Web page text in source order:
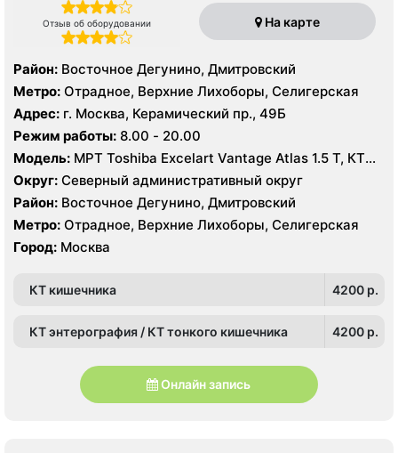
Отзыв об оборудовании На карте
Район: Восточное Дегунино, Дмитровский
Метро: Отрадное, Верхние Лихоборы, Селигерская
Адрес: г. Москва, Керамический пр., 49Б
Режим работы: 8.00 - 20.00
Модель: МРТ Toshiba Excelart Vantage Atlas 1.5 Т, КТ
Siemens Somatom 40 срезов, УЗИ
Округ: Северный административный округ
Район: Восточное Дегунино, Дмитровский
Метро: Отрадное, Верхние Лихоборы, Селигерская
Город: Москва
КТ кишечника 4200 p.
КТ энтерография / КТ тонкого кишечника 4200 p.
Онлайн запись